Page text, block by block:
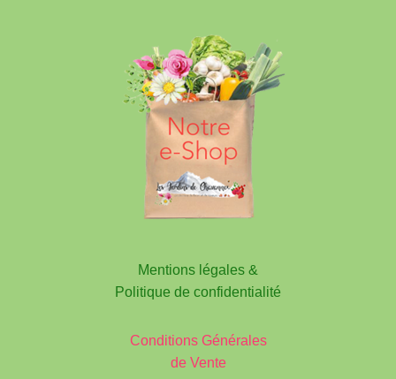
Mentions légales &
Politique de confidentialité
Conditions Générales
de Vente